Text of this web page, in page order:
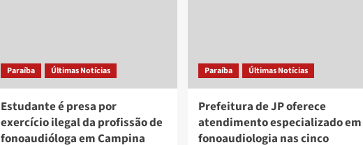
Paraíba Últimas Notícias
Estudante é presa por
exercício ilegal da profissão de
fonoaudióloga em Campina
Paraíba Últimas Notícias
Prefeitura de JP oferece
atendimento especializado em
fonoaudiologia nas cinco